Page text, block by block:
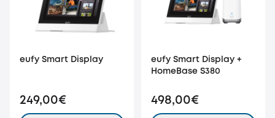
eufy Smart Display
249,00€
eufy Smart Display +
HomeBase S380
498,00€